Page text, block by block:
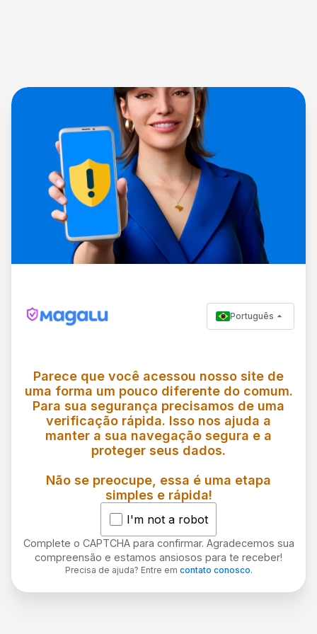
Português
Parece que você acessou nosso site de
uma forma um pouco diferente do comum.
Para sua segurança precisamos de uma
verificação rápida. Isso nos ajuda a
manter a sua navegação segura e a
proteger seus dados.
Não se preocupe, essa é uma etapa
simples e rápida!
I'm not a robot
Complete o CAPTCHA para confirmar. Agradecemos sua
compreensão e estamos ansiosos para te receber!
Precisa de ajuda? Entre em contato conosco.